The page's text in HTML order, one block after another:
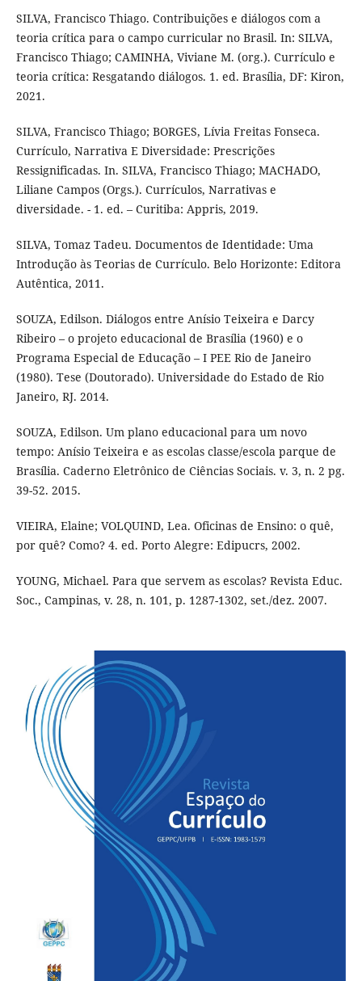
SILVA, Francisco Thiago. Contribuições e diálogos com a
teoria crítica para o campo curricular no Brasil. In: SILVA,
Francisco Thiago; CAMINHA, Viviane M. (org.). Currículo e
teoria crítica: Resgatando diálogos. 1. ed. Brasília, DF: Kiron,
2021.
SILVA, Francisco Thiago; BORGES, Lívia Freitas Fonseca.
Currículo, Narrativa E Diversidade: Prescrições
Ressignificadas. In. SILVA, Francisco Thiago; MACHADO,
Liliane Campos (Orgs.). Currículos, Narrativas e
diversidade. - 1. ed. – Curitiba: Appris, 2019.
SILVA, Tomaz Tadeu. Documentos de Identidade: Uma
Introdução às Teorias de Currículo. Belo Horizonte: Editora
Autêntica, 2011.
SOUZA, Edilson. Diálogos entre Anísio Teixeira e Darcy
Ribeiro – o projeto educacional de Brasília (1960) e o
Programa Especial de Educação – I PEE Rio de Janeiro
(1980). Tese (Doutorado). Universidade do Estado de Rio
Janeiro, RJ. 2014.
SOUZA, Edilson. Um plano educacional para um novo
tempo: Anísio Teixeira e as escolas classe/escola parque de
Brasília. Caderno Eletrônico de Ciências Sociais. v. 3, n. 2 pg.
39-52. 2015.
VIEIRA, Elaine; VOLQUIND, Lea. Oficinas de Ensino: o quê,
por quê? Como? 4. ed. Porto Alegre: Edipucrs, 2002.
YOUNG, Michael. Para que servem as escolas? Revista Educ.
Soc., Campinas, v. 28, n. 101, p. 1287-1302, set./dez. 2007.